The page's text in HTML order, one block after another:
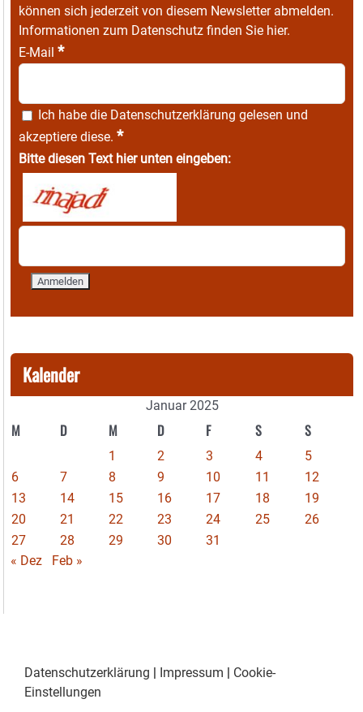
können sich jederzeit von diesem Newsletter abmelden.
Informationen zum Datenschutz finden Sie hier.
E-Mail *
Ich habe die Datenschutzerklärung gelesen und
akzeptiere diese. *
Bitte diesen Text hier unten eingeben:
Kalender
Januar 2025
M D M D F S S
1 2 3 4
5
6
7 8 9 10 11
12
13
14 15 16 17 18
19
20
21 22 23 24 25
26
27
28 29 30
31
« Dez
Feb »
Datenschutzerklärung | Impressum | Cookie-
Einstellungen